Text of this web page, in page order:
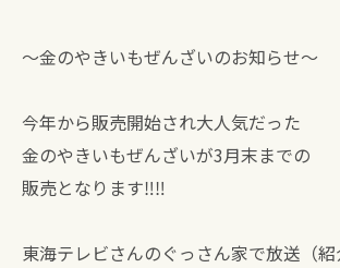
〜金のやきいもぜんざいのお知らせ〜
今年から販売開始され大人気だった
金のやきいもぜんざいが3月末までの
販売となります‼︎‼︎
東海テレビさんのぐっさん家で放送（紹